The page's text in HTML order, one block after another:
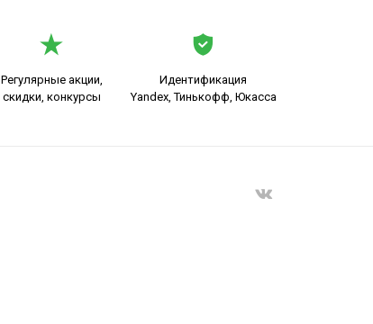
Регулярные акции,
скидки, конкурсы
Идентификация
Yandex, Тинькофф, Юкасса